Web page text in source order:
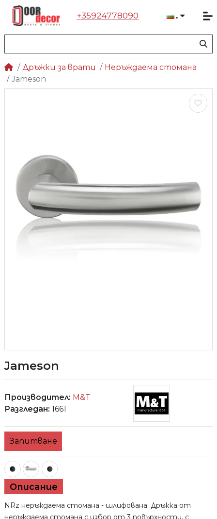
+35924778090
Дръжки за врати
Неръждаема стомана
Jameson
Jameson
Описание
NRz неръждаема стомана - шлифована. Дръжка от
неръждаема стомана с избор от 3 повърхности, с
Производител: M&T
Разгледан: 1661
Запитване
JAMESON